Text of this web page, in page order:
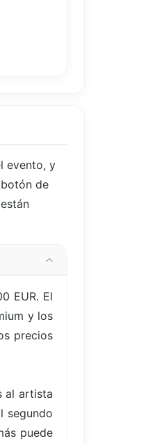
evento, y
de
EUR. El
y los
precios
al artista
segundo
puede